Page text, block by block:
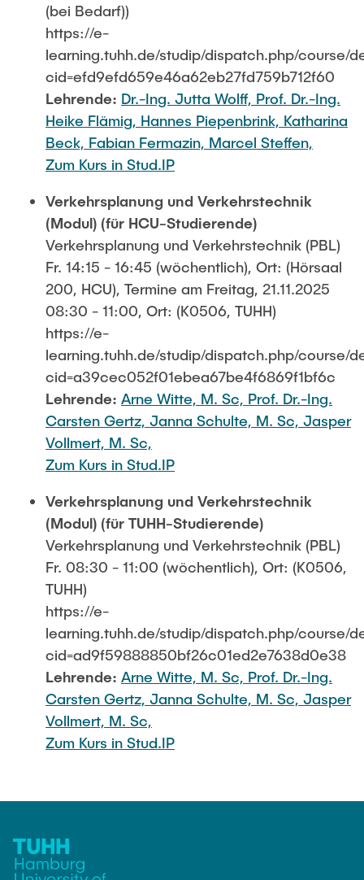
(bei Bedarf))
https://e-
learning.tuhh.de/studip/dispatch.php/course/
cid=efd9efd659e46a62eb27fd759b712f60
Lehrende: Dr.-Ing. Jutta Wolff, Prof. Dr.-Ing.
Heike Flämig, Hannes Piepenbrink, Katharina
Beck, Fabian Fermazin, Marcel Steffen,
Zum Kurs in Stud.IP
Verkehrsplanung und Verkehrstechnik
(Modul) (für HCU-Studierende)
Verkehrsplanung und Verkehrstechnik (PBL)
Fr. 14:15 - 16:45 (wöchentlich), Ort: (Hörsaal
200, HCU), Termine am Freitag, 21.11.2025
08:30 - 11:00, Ort: (K0506, TUHH)
https://e-
learning.tuhh.de/studip/dispatch.php/course/
cid=a39cec052f01ebea67be4f6869f1bf6c
Lehrende: Arne Witte, M. Sc, Prof. Dr.-Ing.
Carsten Gertz, Janna Schulte, M. Sc, Jasper
Vollmert, M. Sc,
Zum Kurs in Stud.IP
Verkehrsplanung und Verkehrstechnik
(Modul) (für TUHH-Studierende)
Verkehrsplanung und Verkehrstechnik (PBL)
Fr. 08:30 - 11:00 (wöchentlich), Ort: (K0506,
TUHH)
https://e-
learning.tuhh.de/studip/dispatch.php/course/
cid=ad9f59888850bf26c01ed2e7638d0e38
Lehrende: Arne Witte, M. Sc, Prof. Dr.-Ing.
Carsten Gertz, Janna Schulte, M. Sc, Jasper
Vollmert, M. Sc,
Zum Kurs in Stud.IP